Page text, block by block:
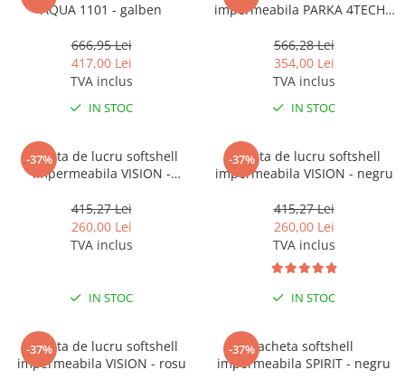
AQUA 1101 - galben
666,95 Lei
417,00 Lei
TVA inclus
IN STOC
impermeabila PARKA 4TECH -
566,28 Lei
354,00 Lei
TVA inclus
IN STOC
-37%
Jacheta de lucru softshell
impermeabila VISION -
415,27 Lei
260,00 Lei
TVA inclus
IN STOC
-37%
Jacheta de lucru softshell
impermeabila VISION - negru
415,27 Lei
260,00 Lei
TVA inclus
IN STOC
-37%
Jacheta de lucru softshell
impermeabila VISION - rosu
-37%Jacheta softshell
impermeabila SPIRIT - negru